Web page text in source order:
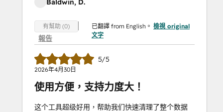
Baldwin, D.
有幫助 (0)
報告
已翻譯 from English。 檢視 original
文字
5/5
2026年4月30日
使用方便，支持力度大！
这个工具超级好用，帮助我们快速清理了整个数据